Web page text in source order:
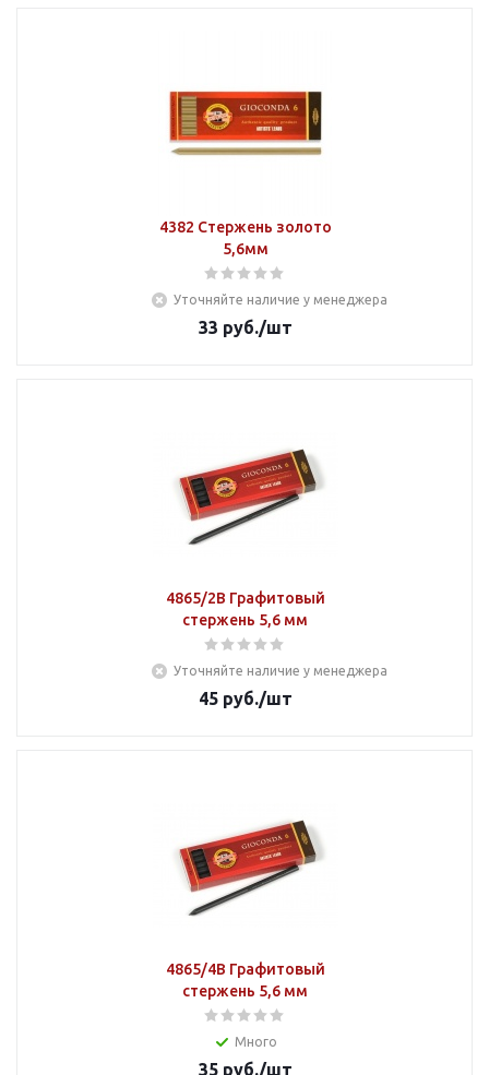
4382 Стержень золото
5,6мм
Уточняйте наличие у менеджера
33 руб./шт
4865/2В Графитовый
стержень 5,6 мм
Уточняйте наличие у менеджера
45руб./шт
4865/4В Графитовый
стержень 5,6 мм
Много
35руб./шт